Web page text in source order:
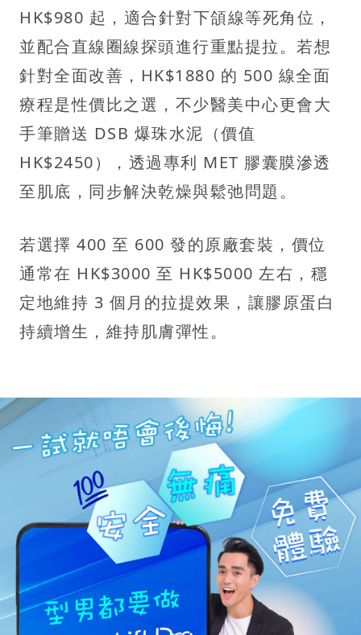
HK$980 起，適合針對下頜線等死角位，
並配合直線圈線探頭進行重點提拉。若想
針對全面改善，HK$1880 的 500 線全面
療程是性價比之選，不少醫美中心更會大
手筆贈送 DSB 爆珠水泥（價值
HK$2450），透過專利 MET 膠囊膜滲透
至肌底，同步解決乾燥與鬆弛問題。
若選擇 400 至 600 發的原廠套裝，價位
通常在 HK$3000 至 HK$5000 左右，穩
定地維持 3 個月的拉提效果，讓膠原蛋白
持續增生，維持肌膚彈性。